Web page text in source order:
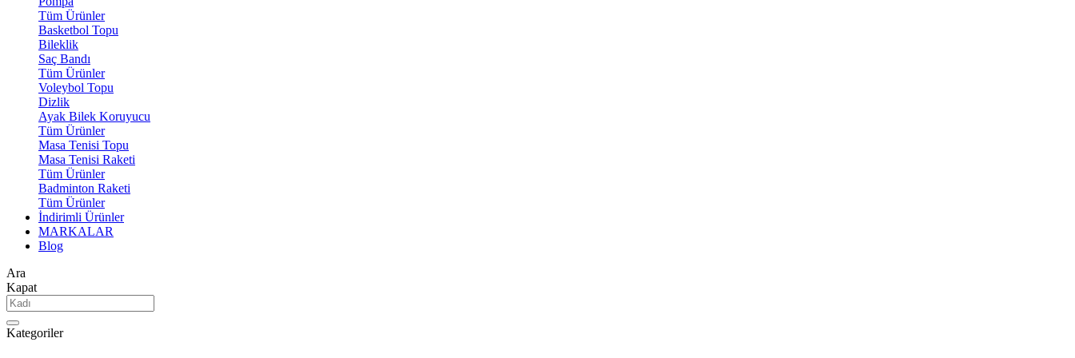
Tüm Ürünler
Basketbol Topu
Bileklik
Saç Bandı
Tüm Ürünler
Voleybol Topu
Dizlik
Ayak Bilek Koruyucu
Tüm Ürünler
Masa Tenisi Topu
Masa Tenisi Raketi
Tüm Ürünler
Badminton Raketi
Tüm Ürünler
İndirimli Ürünler
MARKALAR
Blog
Ara
Kapat
Kategoriler